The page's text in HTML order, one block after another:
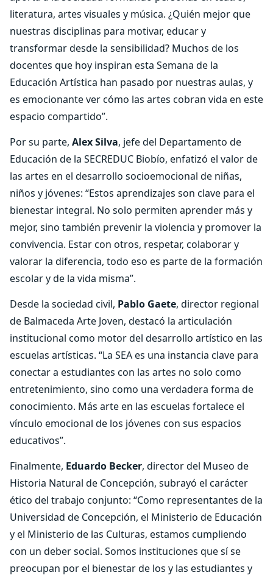
literatura, artes visuales y música. ¿Quién mejor que
nuestras disciplinas para motivar, educar y
transformar desde la sensibilidad? Muchos de los
docentes que hoy inspiran esta Semana de la
Educación Artística han pasado por nuestras aulas, y
es emocionante ver cómo las artes cobran vida en este
espacio compartido”.
Por su parte, Alex Silva, jefe del Departamento de
Educación de la SECREDUC Biobío, enfatizó el valor de
las artes en el desarrollo socioemocional de niñas,
niños y jóvenes: “Estos aprendizajes son clave para el
bienestar integral. No solo permiten aprender más y
mejor, sino también prevenir la violencia y promover la
convivencia. Estar con otros, respetar, colaborar y
valorar la diferencia, todo eso es parte de la formación
escolar y de la vida misma”.
Desde la sociedad civil, Pablo Gaete, director regional
de Balmaceda Arte Joven, destacó la articulación
institucional como motor del desarrollo artístico en las
escuelas artísticas. “La SEA es una instancia clave para
conectar a estudiantes con las artes no solo como
entretenimiento, sino como una verdadera forma de
conocimiento. Más arte en las escuelas fortalece el
vínculo emocional de los jóvenes con sus espacios
educativos”.
Finalmente, Eduardo Becker, director del Museo de
Historia Natural de Concepción, subrayó el carácter
ético del trabajo conjunto: “Como representantes de la
Universidad de Concepción, el Ministerio de Educación
y el Ministerio de las Culturas, estamos cumpliendo
con un deber social. Somos instituciones que sí se
preocupan por el bienestar de los y las estudiantes y